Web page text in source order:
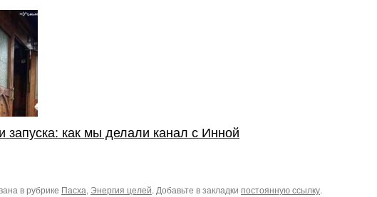
запуска: как мы делали канал с Инной
в рубрике Пасха, Энергия целей. Добавьте в закладки постоянную ссылку.